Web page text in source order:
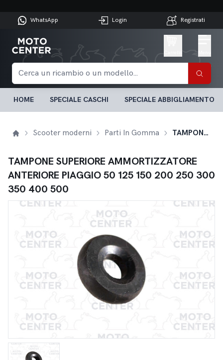
WhatsApp Login Registrati
HOME SPECIALE CASCHI SPECIALE ABBIGLIAMENTO
Scooter moderni Parti In Gomma TAMPONE SUPERIORE AMMORTIZZATORE ANTERIORE PIAGGIO 50 125 150 200 250 300 350 400 500
TAMPONE SUPERIORE AMMORTIZZATORE
ANTERIORE PIAGGIO 50 125 150 200 250 300
350 400 500